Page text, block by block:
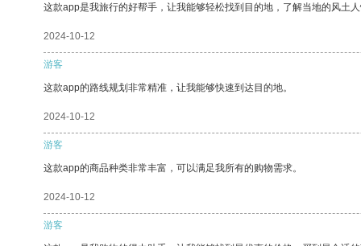
这款app是我旅行的好帮手，让我能够轻松找到目的地，了解当地的风土
2024-10-12
游客
这款app的路线规划非常精准，让我能够快速到达目的地。
2024-10-12
游客
这款app的商品种类非常丰富，可以满足我所有的购物需求。
2024-10-12
游客